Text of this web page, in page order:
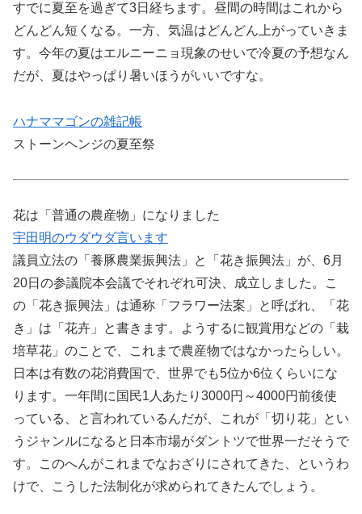
すでに夏至を過ぎて3日経ちます。昼間の時間はこれから
どんどん短くなる。一方、気温はどんどん上がっていきま
す。今年の夏はエルニーニョ現象のせいで冷夏の予想なん
だが、夏はやっぱり暑いほうがいいですな。
ハナママゴンの雑記帳
ストーンヘンジの夏至祭
花は「普通の農産物」になりました
宇田明のウダウダ言います
議員立法の「養豚農業振興法」と「花き振興法」が、6月
20日の参議院本会議でそれぞれ可決、成立しました。こ
の「花き振興法」は通称「フラワー法案」と呼ばれ、「花
き」は「花卉」と書きます。ようするに観賞用などの「栽
培草花」のことで、これまで農産物ではなかったらしい。
日本は有数の花消費国で、世界でも5位か6位くらいにな
ります。一年間に国民1人あたり3000円～4000円前後使
っている、と言われているんだが、これが「切り花」とい
うジャンルになると日本市場がダントツで世界一だそうで
す。このへんがこれまでなおざりにされてきた、というわ
けで、こうした法制化が求められてきたんでしょう。